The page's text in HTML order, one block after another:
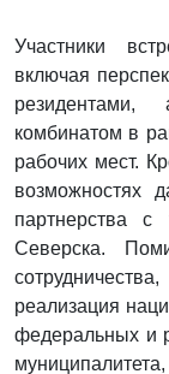
Участники
включая
комбинатом в
рабочих мест.
возможностях
партнерства с
Северска.
реализация
федеральных и